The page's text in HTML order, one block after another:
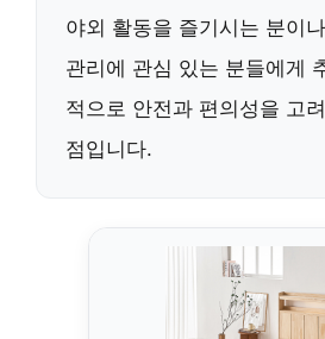
야외 활동을 즐기시는 분이
관리에 관심 있는 분들에게
적으로 안전과 편의성을 고
점입니다.